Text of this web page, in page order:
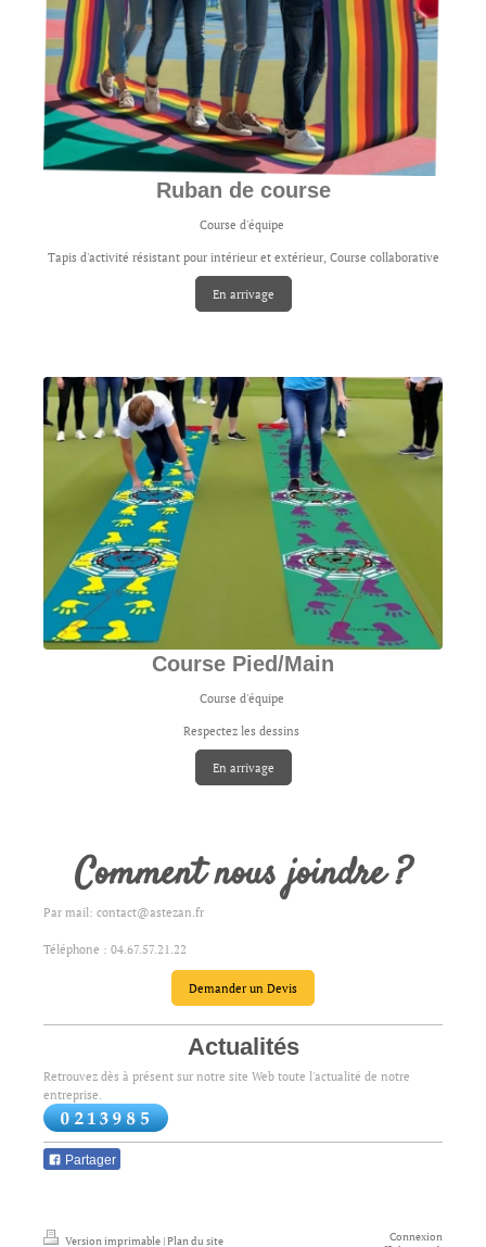
Ruban de course
Course d'équipe
Tapis d'activité résistant pour intérieur et extérieur, Course collaborative
En arrivage
Course Pied/Main
Course d'équipe
Respectez les dessins
En arrivage
Comment nous joindre ?
Par mail: contact@astezan.fr
Téléphone : 04.67.57.21.22
Demander un Devis
Actualités
Retrouvez dès à présent sur notre site Web toute l'actualité de notre
entreprise.
Partager
Version imprimable |Plan du site
Connexion